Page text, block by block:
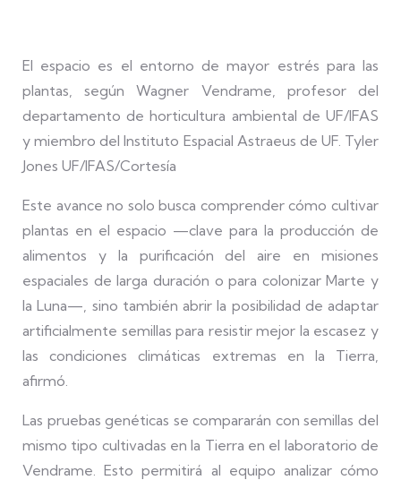
El espacio es el entorno de mayor estrés para las
plantas, según Wagner Vendrame, profesor del
departamento de horticultura ambiental de UF/IFAS
y miembro del Instituto Espacial Astraeus de UF. Tyler
Jones UF/IFAS/Cortesía
Este avance no solo busca comprender cómo cultivar
plantas en el espacio —clave para la producción de
alimentos y la purificación del aire en misiones
espaciales de larga duración o para colonizar Marte y
la Luna—, sino también abrir la posibilidad de adaptar
artificialmente semillas para resistir mejor la escasez y
las condiciones climáticas extremas en la Tierra,
afirmó.
Las pruebas genéticas se compararán con semillas del
mismo tipo cultivadas en la Tierra en el laboratorio de
Vendrame. Esto permitirá al equipo analizar cómo